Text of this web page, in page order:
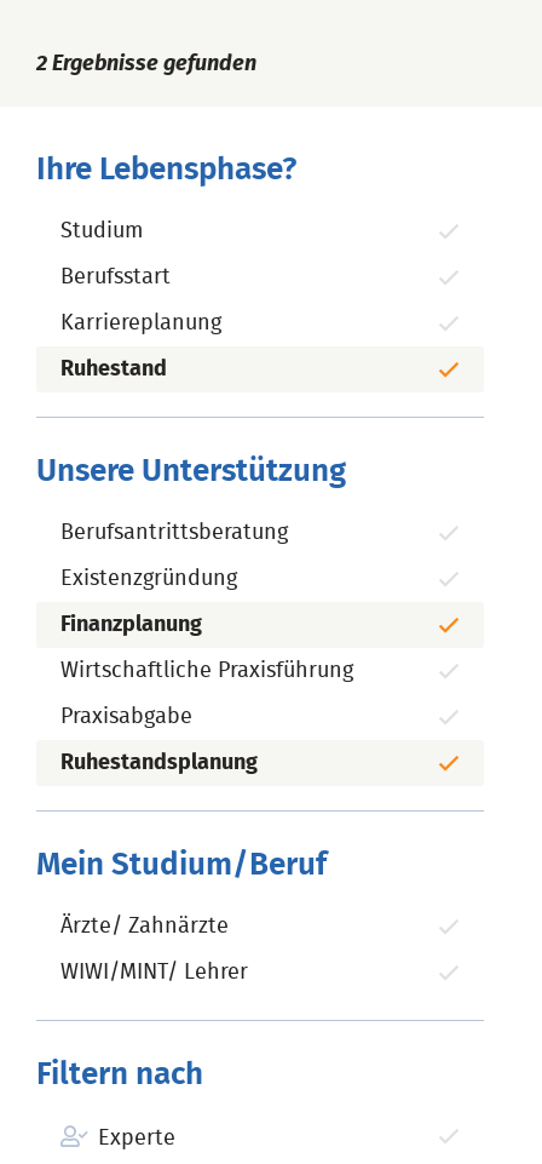
2 Ergebnisse gefunden
Ihre Lebensphase?
Studium
Berufsstart
Karriereplanung
Ruhestand
Unsere Unterstützung
Berufsantrittsberatung
Existenzgründung
Finanzplanung
Wirtschaftliche Praxisführung
Praxisabgabe
Ruhestandsplanung
Mein Studium/Beruf
Ärzte/ Zahnärzte
WIWI/MINT/ Lehrer
Filtern nach
Experte